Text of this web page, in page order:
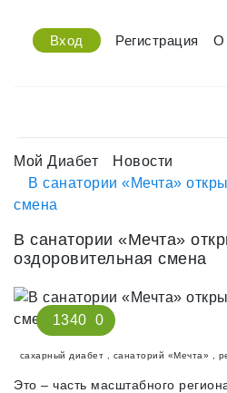
Вход Регистрация О
Мой Диабет
Новости
В санатории «Мечта»
смена
В санатории «Мечта»
оздоровительная смена
1340 0
сахарный диабет санаторий «Мечта»
Это – часть масштабного